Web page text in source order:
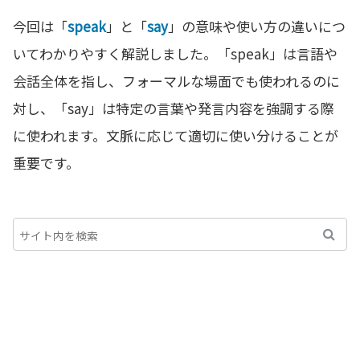
今回は「speak」と「say」の意味や使い方の違いにつ
いてわかりやすく解説しました。「speak」は言語や
会話全体を指し、フォーマルな場面でも使われるのに
対し、「say」は特定の言葉や発言内容を強調する際
に使われます。文脈に応じて適切に使い分けることが
重要です。